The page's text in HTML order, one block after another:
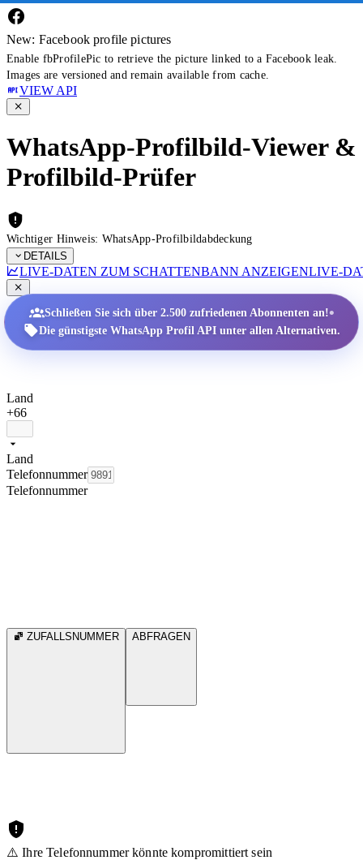
New: Facebook profile pictures
Enable fbProfilePic to retrieve the picture linked to a Facebook leak.
Images are versioned and remain available from cache.
VIEW API
WhatsApp-Profilbild-Viewer &
Profilbild-Prüfer
Wichtiger Hinweis: WhatsApp-Profilbildabdeckung
DETAILS
LIVE-DATEN ZUM SCHATTENBANN ANZEIGENLIVE-
Schließen Sie sich über 2.500 zufriedenen Abonnenten an!•
Die günstigste WhatsApp Profil API unter allen Alternativen.
Land
+66
Land
Telefonnummer
Telefonnummer
ZUFALLSNUMMER ABFRAGEN
⚠️ Ihre Telefonnummer könnte kompromittiert sein